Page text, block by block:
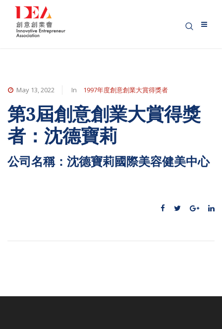
May 13, 2022 In 1997年度創意創業大賞得獎者
第3屆創意創業大賞得獎
者：沈德寶莉
公司名稱：沈德寶莉國際美容健美中心